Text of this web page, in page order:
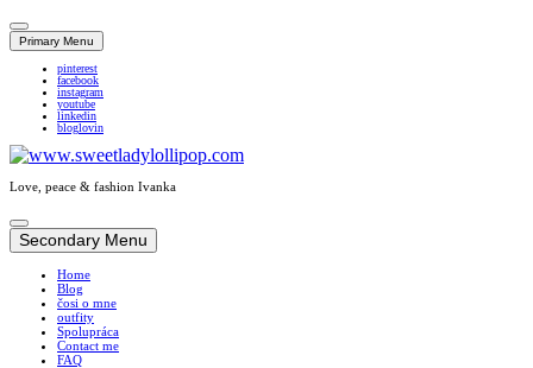
Primary Menu
pinterest
facebook
instagram
youtube
linkedin
bloglovin
Love, peace & fashion Ivanka
Skip
to
content
Secondary Menu
Home
Blog
čosi o mne
outfity
Spolupráca
Contact me
FAQ